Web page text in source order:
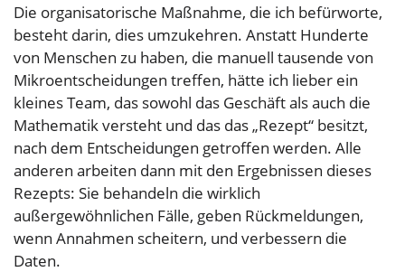
Die organisatorische Maßnahme, die ich befürworte,
besteht darin, dies umzukehren. Anstatt Hunderte
von Menschen zu haben, die manuell tausende von
Mikroentscheidungen treffen, hätte ich lieber ein
kleines Team, das sowohl das Geschäft als auch die
Mathematik versteht und das das „Rezept“ besitzt,
nach dem Entscheidungen getroffen werden. Alle
anderen arbeiten dann mit den Ergebnissen dieses
Rezepts: Sie behandeln die wirklich
außergewöhnlichen Fälle, geben Rückmeldungen,
wenn Annahmen scheitern, und verbessern die
Daten.